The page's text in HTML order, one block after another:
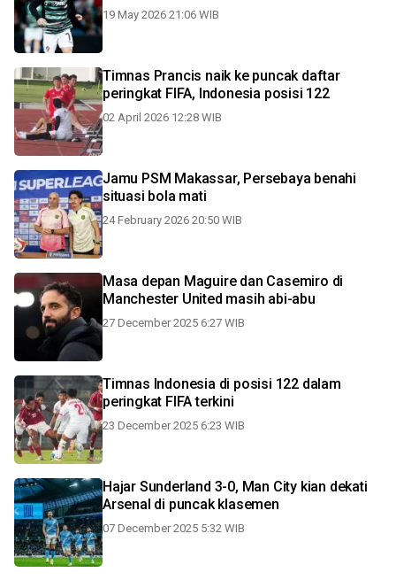
19 May 2026 21:06 WIB
Timnas Prancis naik ke puncak daftar
peringkat FIFA, Indonesia posisi 122
02 April 2026 12:28 WIB
Jamu PSM Makassar, Persebaya benahi
situasi bola mati
24 February 2026 20:50 WIB
Masa depan Maguire dan Casemiro di
Manchester United masih abi-abu
27 December 2025 6:27 WIB
Timnas Indonesia di posisi 122 dalam
peringkat FIFA terkini
23 December 2025 6:23 WIB
Hajar Sunderland 3-0, Man City kian dekati
Arsenal di puncak klasemen
07 December 2025 5:32 WIB